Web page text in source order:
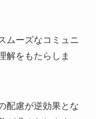
ムーズなコミュニ
解をもたらしま
配慮が逆効果とな